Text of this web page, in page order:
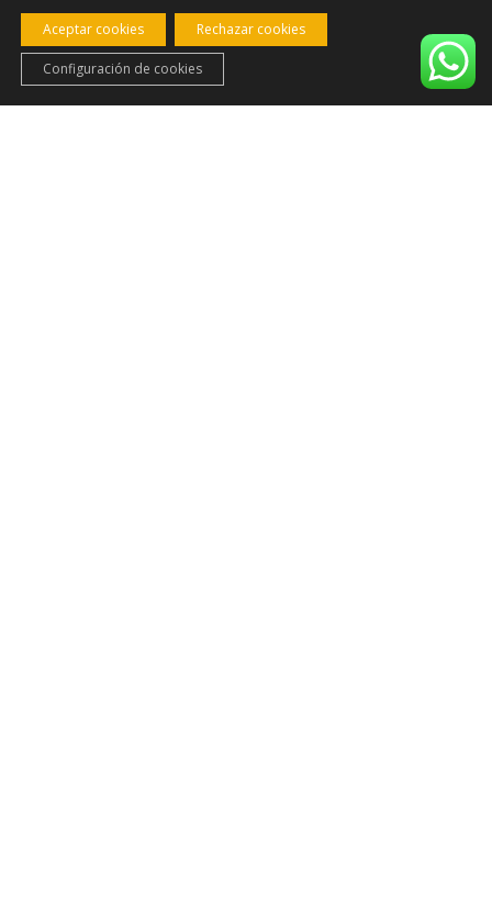
Dos terrazas preciosas, una con la mejor vista de
la dehesa y otra con vistas y acceso directo a la
zona de piscina. Ambas con mesa y sillas.
Aceptar cookies Rechazar cookies
Configuración de cookies